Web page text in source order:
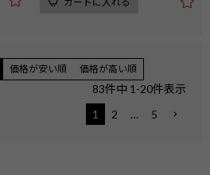
価格が安い順 価格が高い順
83件中 1 -20件表示
1
2 … 5